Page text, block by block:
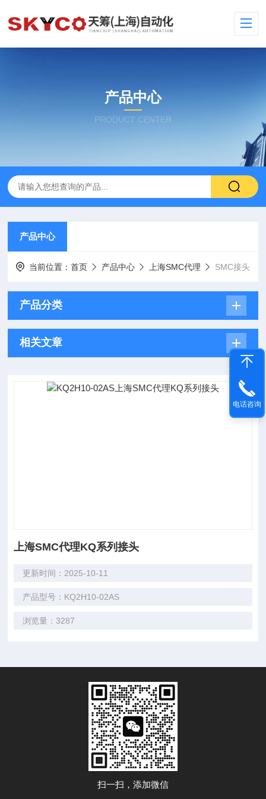
产品中心
PRODUCT CENTER
产品中心
当前位置：首页 产品中心 上海SMC代理 SMC接头
产品分类
相关文章
上海SMC代理KQ系列接头
更新时间：2025-10-11
产品型号：KQ2H10-02AS
浏览量：3287
扫一扫，添加微信
电话咨询